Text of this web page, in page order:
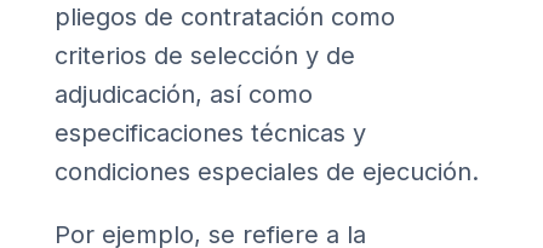
pliegos de contratación como
criterios de selección y de
adjudicación, así como
especificaciones técnicas y
condiciones especiales de ejecución.
Por ejemplo, se refiere a la